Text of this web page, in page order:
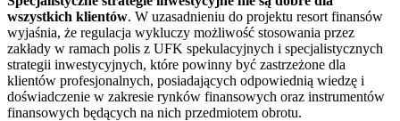
wszystkich klientów. W uzasadnieniu do projektu resort finansów
wyjaśnia, że regulacja wykluczy możliwość stosowania przez
zakłady w ramach polis z UFK spekulacyjnych i specjalistycznych
strategii inwestycyjnych, które powinny być zastrzeżone dla
klientów profesjonalnych, posiadających odpowiednią wiedzę i
doświadczenie w zakresie rynków finansowych oraz instrumentów
finansowych będących na nich przedmiotem obrotu.